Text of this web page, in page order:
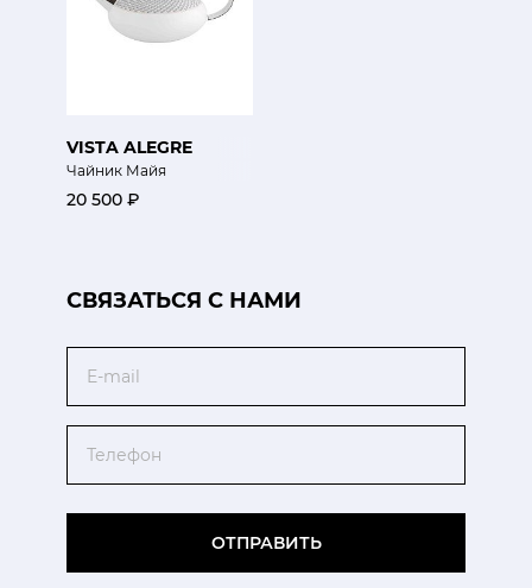
VISTA ALEGRE
Чайник Майя
20 500 ₽
CВЯЗАТЬСЯ С НАМИ
ОТПРАВИТЬ